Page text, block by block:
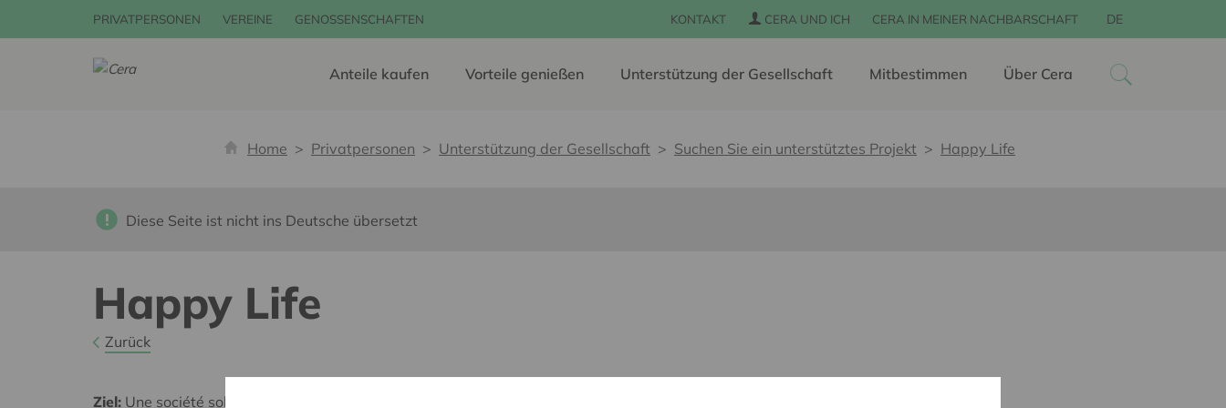
PRIVATPERSONEN VEREINE GENOSSENSCHAFTEN KONTAKT CERA UND ICH CERA IN MEINER NACHBARSCHAFT DE
Anteile kaufen Vorteile genießen Unterstützung der Gesellschaft Mitbestimmen Über Cera
Home Privatpersonen Unterstützung der Gesellschaft Suchen Sie ein unterstütztes Projekt Happy Life
Diese Seite ist nicht ins Deutsche übersetzt
Happy Life
Zurück
Ziel: Une société solidaire et respectueuse, sans barrières